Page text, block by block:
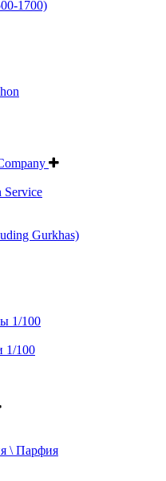
1700)
Service
Gurkhas)
1/100
1/100
\ Парфия